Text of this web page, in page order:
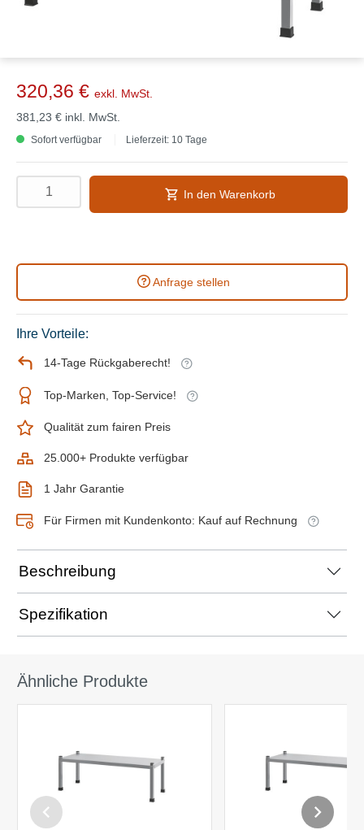
320,36 € exkl. MwSt.
381,23 € inkl. MwSt.
Sofort verfügbar Lieferzeit: 10 Tage
In den Warenkorb
Anfrage stellen
Ihre Vorteile:
14-Tage Rückgaberecht!
Top-Marken, Top-Service!
Qualität zum fairen Preis
25.000+ Produkte verfügbar
1 Jahr Garantie
Für Firmen mit Kundenkonto: Kauf auf Rechnung
Beschreibung
Spezifikation
Ähnliche Produkte